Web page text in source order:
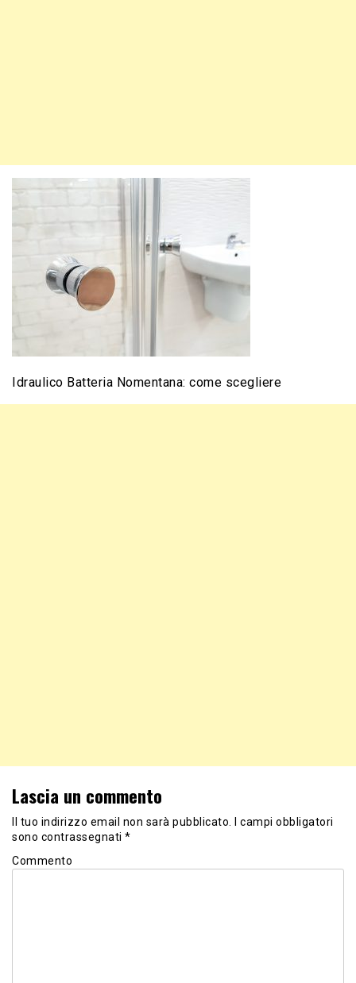
Idraulico Batteria Nomentana: come scegliere
Lascia un commento
Il tuo indirizzo email non sarà pubblicato.
I campi obbligatori
sono contrassegnati *
Commento